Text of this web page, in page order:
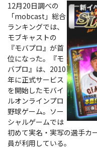
12月20日調べの
「mobcast」総合
ランキングでは、
モブキャストの
『モバプロ』が首
位になった。『モ
バプロ』は、2010
年に正式サービス
を開始したモバイ
ルオンラインプロ
野球ゲーム。ソー
シャルゲームでは
初めて実名・実写の選手カ
員が利用している。